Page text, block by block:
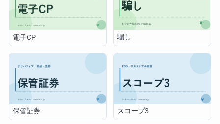
電子CP 騙し
保管証券 スコープ3